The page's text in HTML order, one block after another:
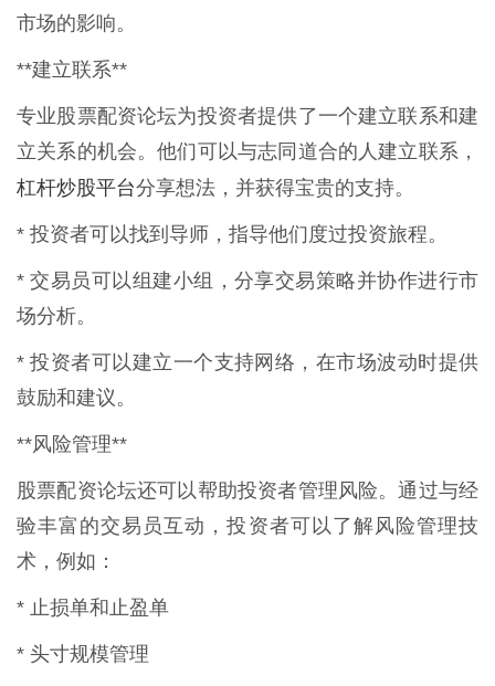
市场的影响。
**建立联系**
专业股票配资论坛为投资者提供了一个建立联系和建
立关系的机会。他们可以与志同道合的人建立联系，
杠杆炒股平台分享想法，并获得宝贵的支持。
* 投资者可以找到导师，指导他们度过投资旅程。
* 交易员可以组建小组，分享交易策略并协作进行市
场分析。
* 投资者可以建立一个支持网络，在市场波动时提供
鼓励和建议。
**风险管理**
股票配资论坛还可以帮助投资者管理风险。通过与经
验丰富的交易员互动，投资者可以了解风险管理技
术，例如：
* 止损单和止盈单
* 头寸规模管理